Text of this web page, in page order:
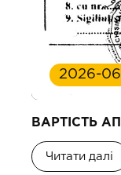
2026-
ВАРТІСТЬ
Читати далі